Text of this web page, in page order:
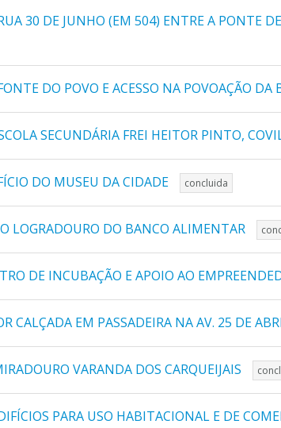
30 DE JUNHO (EM 504) ENTRE A PONTE
DO POVO E ACESSO NA POVOAÇÃO DA
SECUNDÁRIA FREI HEITOR PINTO,
DO MUSEU DA CIDADE concluida
LOGRADOURO DO BANCO ALIMENTAR
DE INCUBAÇÃO E APOIO AO
EM PASSADEIRA NA AV. 25 DE
VARANDA DOS CARQUEIJAIS
PARA USO HABITACIONAL E DE